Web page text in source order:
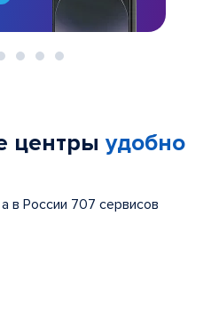
центры удобно
в России 707 сервисов